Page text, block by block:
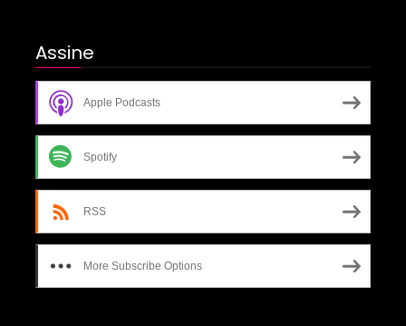
Assine
Apple Podcasts
Spotify
RSS
More Subscribe Options